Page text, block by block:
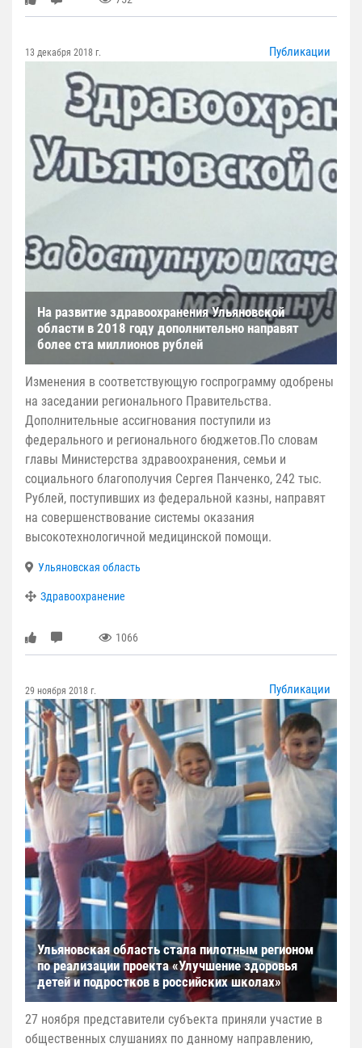
13 декабря 2018 г. Публикации
На развитие здравоохранения Ульяновской
области в 2018 году дополнительно направят
более ста миллионов рублей
Изменения в соответствующую госпрограмму одобрены
на заседании регионального Правительства.
Дополнительные ассигнования поступили из
федерального и регионального бюджетов.По словам
главы Министерства здравоохранения, семьи и
социального благополучия Сергея Панченко, 242 тыс.
Рублей, поступивших из федеральной казны, направят
на совершенствование системы оказания
высокотехнологичной медицинской помощи.
Ульяновская область
Здравоохранение
1066
29 ноября 2018 г. Публикации
Ульяновская область стала пилотным регионом
по реализации проекта «Улучшение здоровья
детей и подростков в российских школах»
27 ноября представители субъекта приняли участие в
общественных слушаниях по данному направлению,